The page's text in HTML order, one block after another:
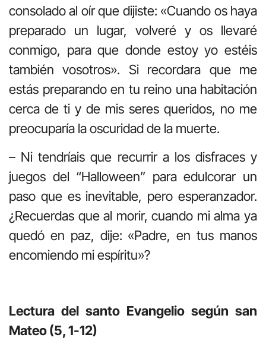
consolado al oír que dijiste: «Cuando os haya
preparado un lugar, volveré y os llevaré
conmigo, para que donde estoy yo estéis
también vosotros». Si recordara que me
estás preparando en tu reino una habitación
cerca de ti y de mis seres queridos, no me
preocuparía la oscuridad de la muerte.
– Ni tendríais que recurrir a los disfraces y
juegos del “Halloween” para edulcorar un
paso que es inevitable, pero esperanzador.
¿Recuerdas que al morir, cuando mi alma ya
quedó en paz, dije: «Padre, en tus manos
encomiendo mi espíritu»?
Lectura del santo Evangelio según san
Mateo (5, 1-12)